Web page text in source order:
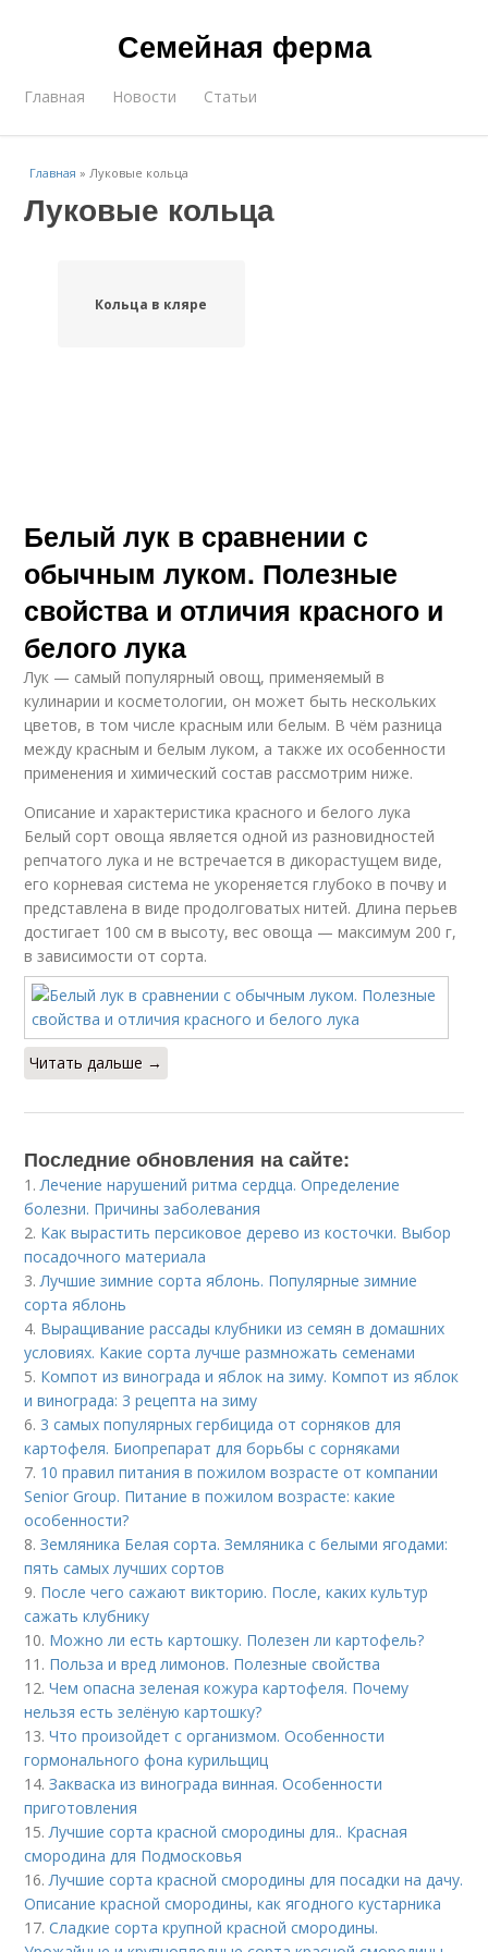
Семейная ферма
Главная Новости Статьи
Главная »Луковые кольца
Луковые кольца
Кольца в кляре
Белый лук в сравнении с
обычным луком. Полезные
свойства и отличия красного и
белого лука
Лук — самый популярный овощ, применяемый в
кулинарии и косметологии, он может быть нескольких
цветов, в том числе красным или белым. В чём разница
между красным и белым луком, а также их особенности
применения и химический состав рассмотрим ниже.
Описание и характеристика красного и белого лука
Белый сорт овоща является одной из разновидностей
репчатого лука и не встречается в дикорастущем виде,
его корневая система не укореняется глубоко в почву и
представлена в виде продолговатых нитей. Длина перьев
достигает 100 см в высоту, вес овоща — максимум 200 г,
в зависимости от сорта.
Читать дальше →
Последние обновления на сайте:
1.Лечение нарушений ритма сердца. Определение
болезни. Причины заболевания
2. Как вырастить персиковое дерево из косточки. Выбор
посадочного материала
3.Лучшие зимние сорта яблонь. Популярные зимние
сорта яблонь
4. Выращивание рассады клубники из семян в домашних
условиях. Какие сорта лучше размножать семенами
5. Компот из винограда и яблок на зиму. Компот из яблок
и винограда: 3 рецепта на зиму
6. 3 самых популярных гербицида от сорняков для
картофеля. Биопрепарат для борьбы с сорняками
7. 10 правил питания в пожилом возрасте от компании
Senior Group. Питание в пожилом возрасте: какие
особенности?
8.Земляника Белая сорта. Земляника с белыми ягодами:
пять самых лучших сортов
9. После чего сажают викторию. После, каких культур
сажать клубнику
10. Можно ли есть картошку. Полезен ли картофель?
11. Польза и вред лимонов. Полезные свойства
12.Чем опасна зеленая кожура картофеля. Почему
нельзя есть зелёную картошку?
13.Что произойдет с организмом. Особенности
гормонального фона курильщиц
14.Закваска из винограда винная. Особенности
приготовления
15.Лучшие сорта красной смородины для.. Красная
смородина для Подмосковья
16.Лучшие сорта красной смородины для посадки на дачу.
Описание красной смородины, как ягодного кустарника
17.Сладкие сорта крупной красной смородины.